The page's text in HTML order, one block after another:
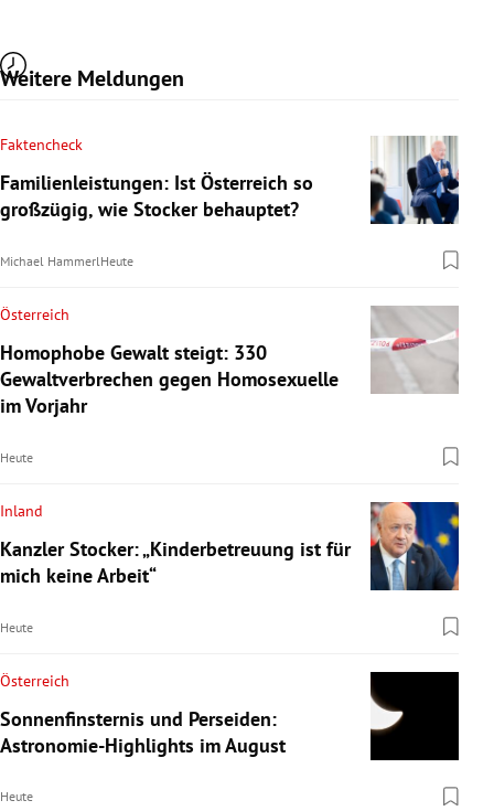
Weitere Meldungen
Faktencheck
Familienleistungen: Ist Österreich so
großzügig, wie Stocker behauptet?
Michael Hammerl Heute
Österreich
Homophobe Gewalt steigt: 330
Gewaltverbrechen gegen Homosexuelle
im Vorjahr
Heute
Inland
Kanzler Stocker: „Kinderbetreuung ist für
mich keine Arbeit“
Heute
Österreich
Sonnenfinsternis und Perseiden:
Astronomie-Highlights im August
Heute